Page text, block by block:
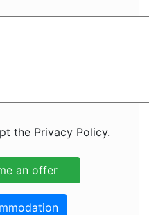
the Privacy Policy.